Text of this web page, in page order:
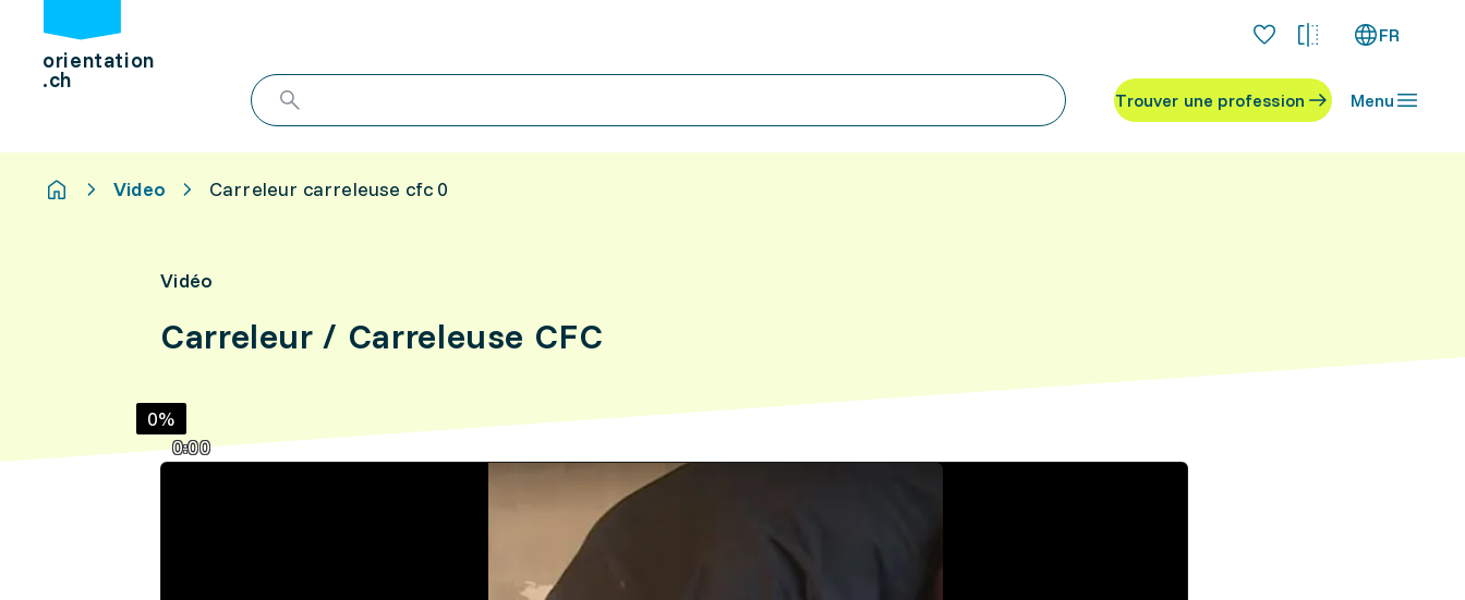
orientation
.ch
FR
Trouver une profession Menu
Video Carreleur carreleuse cfc 0
Vidéo
Carreleur / Carreleuse CFC
0:00
0%